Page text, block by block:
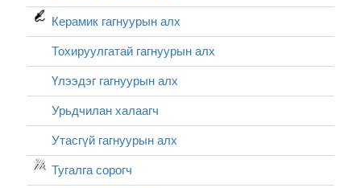
Керамик гагнуурын алх
Тохируулгатай гагнуурын алх
Үлээдэг гагнуурын алх
Урьдчилан халаагч
Утасгүй гагнуурын алх
Тугалга сорогч